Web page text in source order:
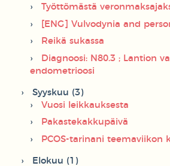
Työttömästä
[ENG] Vulvodynia and
Reikä sukassa
Diagnoosi: N80.3 ; Lantion
endometrioosi
Syyskuu (3)
Vuosi leikkauksesta
Pakastekakkupäivä
PCOS-tarinani teemaviikon
Elokuu (1)